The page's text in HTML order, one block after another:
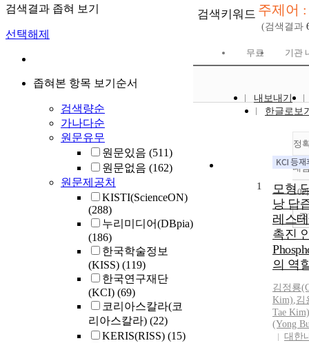
검색결과 좁혀 보기
선택해제
좁혀본 항목 보기순서
검색량순
가나다순
원문유무
원문있음 (511)
원문없음 (162)
원문제공처
KISTI(ScienceON)
(288)
누리미디어(DBpia)
(186)
한국학술정보
(KISS) (119)
한국연구재단
(KCI) (69)
코리아스칼라(코
리아스칼라) (22)
KERIS(RISS) (15)
검색키워드 주제어
(검색결과
무료 기관
내보내기
한글로보
정
내
10
1
모형
낭 답
레스
촉진
의 역
김정룡
Kim),김
Tae Kim)
(Yong
대한